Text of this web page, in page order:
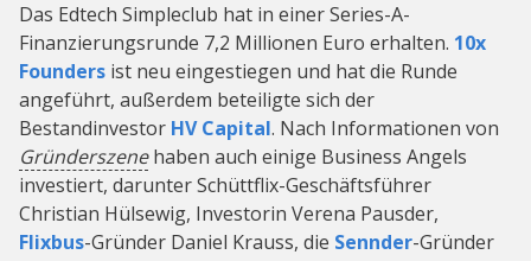
Das Edtech Simpleclub hat in einer Series-A-
Finanzierungsrunde 7,2 Millionen Euro erhalten. 10x
Founders ist neu eingestiegen und hat die Runde
angeführt, außerdem beteiligte sich der
Bestandinvestor HV Capital. Nach Informationen von
Gründerszenehaben auch einige Business Angels
investiert, darunter Schüttflix-Geschäftsführer
Christian Hülsewig, Investorin Verena Pausder,
Flixbus-Gründer Daniel Krauss, die Sennder-Gründer